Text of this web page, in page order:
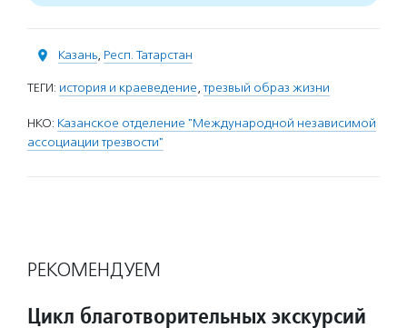
Казань, Респ. Татарстан
ТЕГИ: история и краеведение,трезвый образ жизни
НКО: Казанское отделение "Международной независимой
ассоциации трезвости"
РЕКОМЕНДУЕМ
Цикл благотворительных экскурсий